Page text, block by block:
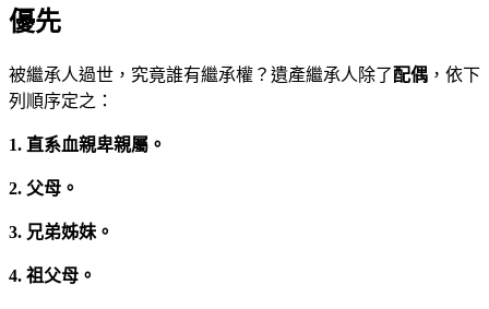
優先
被繼承人過世，究竟誰有繼承權？遺產繼承人除了配偶 ，依下
列順序定之：
1. 直系血親卑親屬。
2. 父母。
3. 兄弟姊妹。
4. 祖父母。